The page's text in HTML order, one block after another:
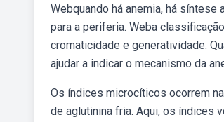
Webquando há anemia, há
para a periferia. Weba
cromaticidade e generatividade.
ajudar a indicar o mecanismo da
Os índices microcíticos ocorrem
de aglutinina fria. Aqui, os índices